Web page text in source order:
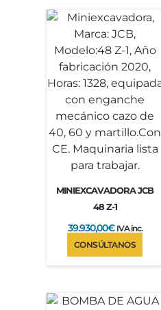
MINIEXCAVADORA JCB
48 Z-1
39.930,00€ IVA inc.
CONSÚLTANOS